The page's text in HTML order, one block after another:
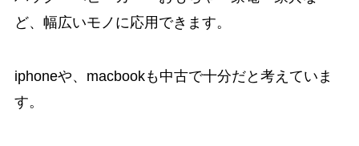
ど、幅広いモノに応用できます。
iphoneや、macbookも中古で十分だと考えていま
す。